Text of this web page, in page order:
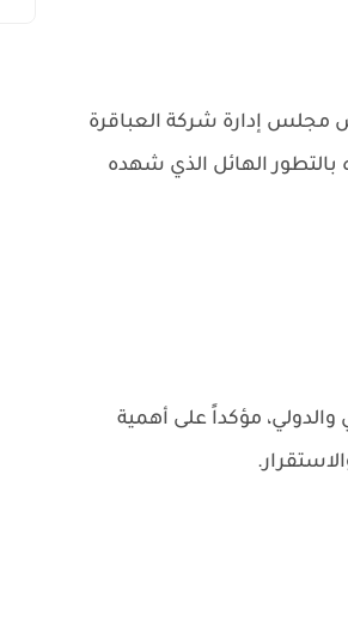
مجلس إدارة شركة العباقرة
وأعرب عن فخره واعتزازه بالتطور الهائل الذي شهده
مؤكداً على أهمية